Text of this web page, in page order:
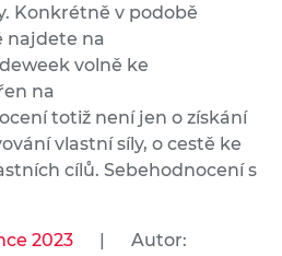
Konkrétně v podobě
najdete na
volně ke
na
totiž není jen o získání
vlastní síly, o cestě ke
cílů. Sebehodnocení s
2023 |
Autor: